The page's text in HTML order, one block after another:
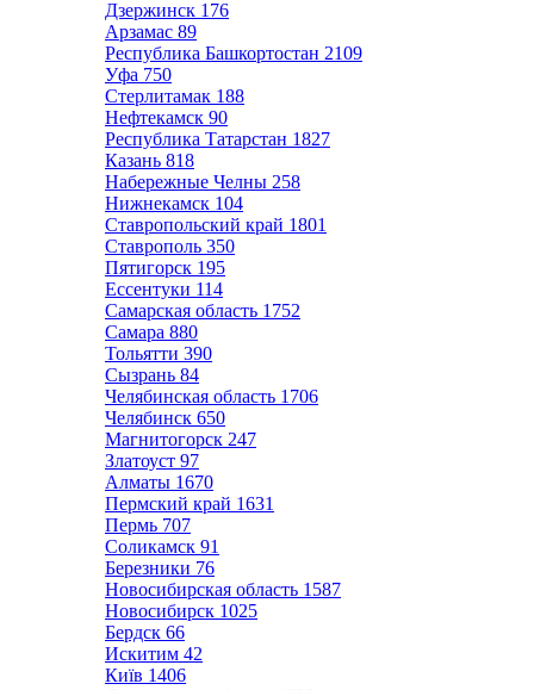
Дзержинск 176
Арзамас 89
Республика Башкортостан 2109
Уфа 750
Стерлитамак 188
Нефтекамск 90
Республика Татарстан 1827
Казань 818
Набережные Челны 258
Нижнекамск 104
Ставропольский край 1801
Ставрополь 350
Пятигорск 195
Ессентуки 114
Самарская область 1752
Самара 880
Тольятти 390
Сызрань 84
Челябинская область 1706
Челябинск 650
Магнитогорск 247
Златоуст 97
Алматы 1670
Пермский край 1631
Пермь 707
Соликамск 91
Березники 76
Новосибирская область 1587
Новосибирск 1025
Бердск 66
Искитим 42
Київ 1406